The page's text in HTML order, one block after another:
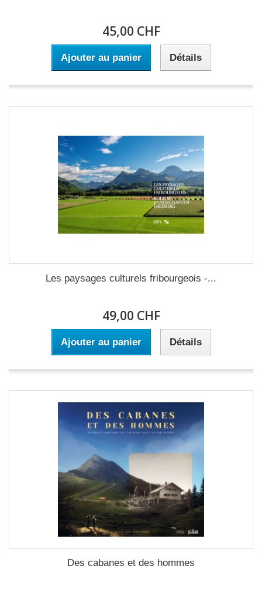
45,00 CHF
Ajouter au panier Détails
Les paysages culturels fribourgeois -...
49,00 CHF
Ajouter au panier Détails
Des cabanes et des hommes